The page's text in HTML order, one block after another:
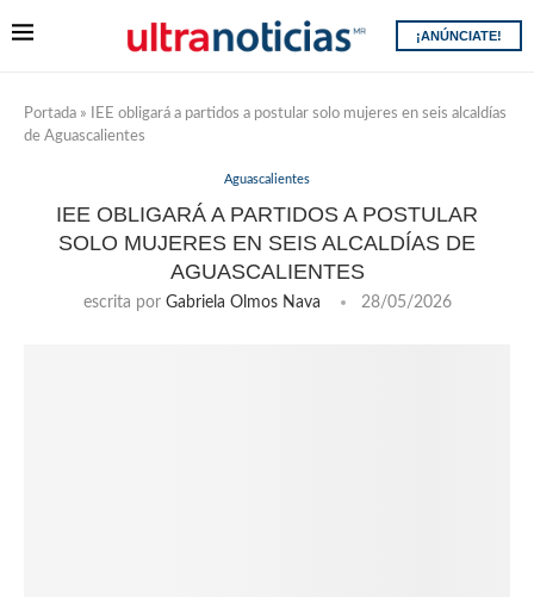
¡ANÚNCIATE!
Portada »
IEE obligará a partidos a postular solo mujeres en seis alcaldías
de Aguascalientes
Aguascalientes
IEE OBLIGARÁ A PARTIDOS A POSTULAR
SOLO MUJERES EN SEIS ALCALDÍAS DE
AGUASCALIENTES
escrita por Gabriela Olmos Nava 28/05/2026